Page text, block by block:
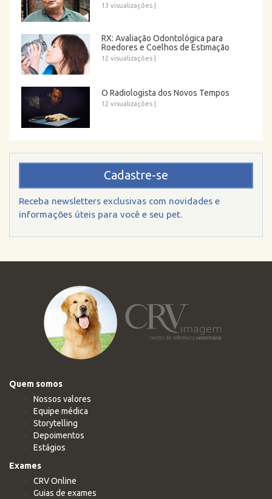
13 visualizações
RX: Avaliação Odontológica para
Roedores e Coelhos de Estimação
12 visualizações
O Radiologista dos Novos Tempos
12 visualizações
Cadastre-se
Receba newsletters exclusivas com novidades e
informações úteis para você e seu pet.
Quem somos
Nossos valores
Equipe médica
Storytelling
Depoimentos
Estágios
Exames
CRV Online
Guias de exames